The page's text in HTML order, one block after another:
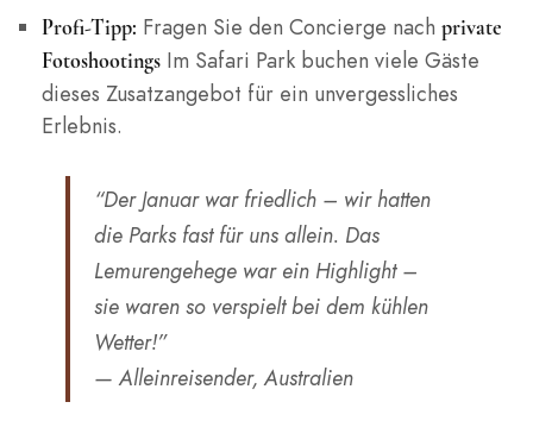
Profi-Tipp: Fragen Sie den Concierge nach private
FotoshootingsIm Safari Park buchen viele Gäste
dieses Zusatzangebot für ein unvergessliches
Erlebnis.
“Der Januar war friedlich – wir hatten
die Parks fast für uns allein. Das
Lemurengehege war ein Highlight –
sie waren so verspielt bei dem kühlen
Wetter!”
— Alleinreisender, Australien